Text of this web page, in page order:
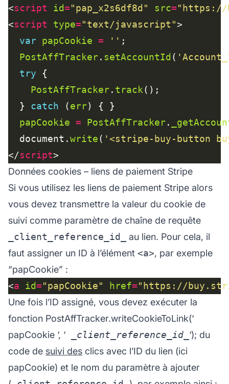
<script id="pap_x2s6df8d" src="https://
<script type="text/javascript"
var papCookie = ''
PostAffTracker. setAccountId(
try
PostAffTracker. track
  }
catch (err
papCookie = PostAffTracker.
  document.
write( '<stripe-buy-button buy-
</script
Données cookies – liens de paiement Stripe
Si vous utilisez les liens de paiement Stripe alors
vous devez transmettre la valeur du cookie de
suivi comme paramètre de chaîne de requête
_client_reference_id_
au lien. Pour cela, il
faut assigner un ID à l’élément <a>, par exemple
“papCookie” :
<a id="papCookie" href="https://
Une fois l’ID assigné, vous devez exécuter la
fonction PostAffTracker.writeCookieToLink(‘
papCookie ‘, ‘ _client_reference_id_ ‘); du
code de suivi des clics avec l’ID du lien (ici
papCookie) et le nom du paramètre à ajouter